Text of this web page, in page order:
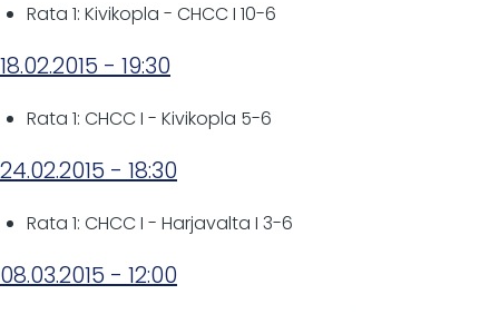
Rata 1: Kivikopla - CHCC I 10-6
18.02.2015 - 19:30
Rata 1: CHCC I - Kivikopla 5-6
24.02.2015 - 18:30
Rata 1: CHCC I - Harjavalta I 3-6
08.03.2015 - 12:00